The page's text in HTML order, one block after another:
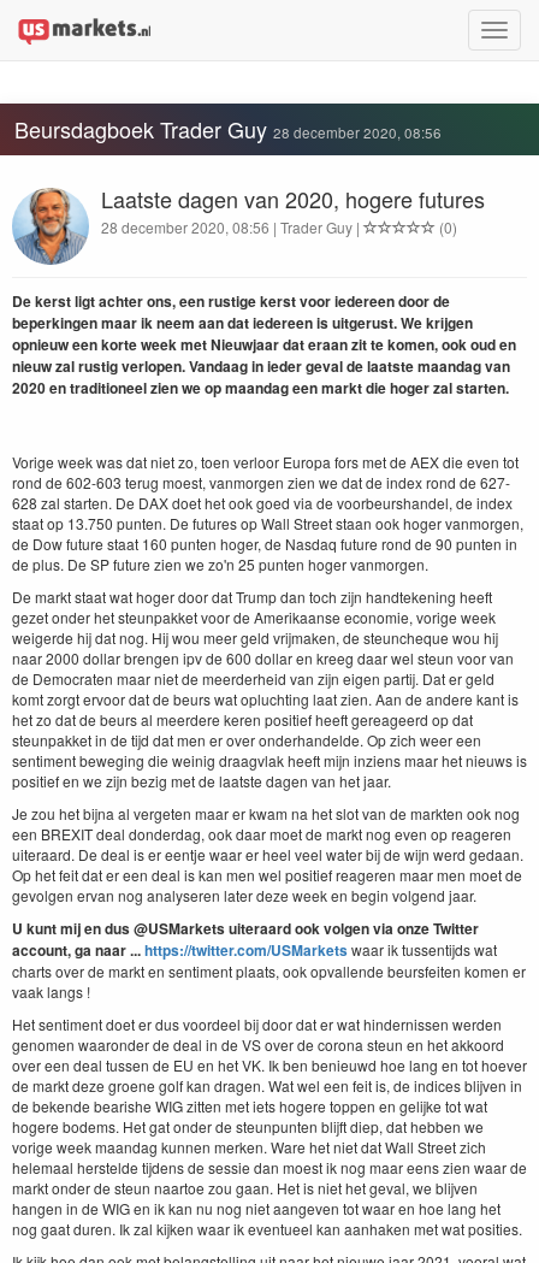
Toggle
Beursdagboek Trader Guy 28 december 2020, 08:56
Laatste dagen van 2020, hogere futures
28 december 2020, 08:56 | Trader Guy | (0)
De kerst ligt achter ons, een rustige kerst voor iedereen door de
beperkingen maar ik neem aan dat iedereen is uitgerust. We krijgen
opnieuw een korte week met Nieuwjaar dat eraan zit te komen, ook oud en
nieuw zal rustig verlopen. Vandaag in ieder geval de laatste maandag van
2020 en traditioneel zien we op maandag een markt die hoger zal starten.
Vorige week was dat niet zo, toen verloor Europa fors met de AEX die even tot
rond de 602-603 terug moest, vanmorgen zien we dat de index rond de 627-
628 zal starten. De DAX doet het ook goed via de voorbeurshandel, de index
staat op 13.750 punten. De futures op Wall Street staan ook hoger vanmorgen,
de Dow future staat 160 punten hoger, de Nasdaq future rond de 90 punten in
de plus. De SP future zien we zo'n 25 punten hoger vanmorgen.
De markt staat wat hoger door dat Trump dan toch zijn handtekening heeft
gezet onder het steunpakket voor de Amerikaanse economie, vorige week
weigerde hij dat nog. Hij wou meer geld vrijmaken, de steuncheque wou hij
naar 2000 dollar brengen ipv de 600 dollar en kreeg daar wel steun voor van
de Democraten maar niet de meerderheid van zijn eigen partij. Dat er geld
komt zorgt ervoor dat de beurs wat opluchting laat zien. Aan de andere kant is
het zo dat de beurs al meerdere keren positief heeft gereageerd op dat
steunpakket in de tijd dat men er over onderhandelde. Op zich weer een
sentiment beweging die weinig draagvlak heeft mijn inziens maar het nieuws is
positief en we zijn bezig met de laatste dagen van het jaar.
Je zou het bijna al vergeten maar er kwam na het slot van de markten ook nog
een BREXIT deal donderdag, ook daar moet de markt nog even op reageren
uiteraard. De deal is er eentje waar er heel veel water bij de wijn werd gedaan.
Op het feit dat er een deal is kan men wel positief reageren maar men moet de
gevolgen ervan nog analyseren later deze week en begin volgend jaar.
U kunt mij en dus @USMarkets uiteraard ook volgen via onze Twitter
account, ga naar ...https://twitter.com/USMarketswaar ik tussentijds wat
charts over de markt en sentiment plaats, ook opvallende beursfeiten komen er
vaak langs !
Het sentiment doet er dus voordeel bij door dat er wat hindernissen werden
genomen waaronder de deal in de VS over de corona steun en het akkoord
over een deal tussen de EU en het VK. Ik ben benieuwd hoe lang en tot hoever
de markt deze groene golf kan dragen. Wat wel een feit is, de indices blijven in
de bekende bearishe WIG zitten met iets hogere toppen en gelijke tot wat
hogere bodems. Het gat onder de steunpunten blijft diep, dat hebben we
vorige week maandag kunnen merken. Ware het niet dat Wall Street zich
helemaal herstelde tijdens de sessie dan moest ik nog maar eens zien waar de
markt onder de steun naartoe zou gaan. Het is niet het geval, we blijven
hangen in de WIG en ik kan nu nog niet aangeven tot waar en hoe lang het
nog gaat duren. Ik zal kijken waar ik eventueel kan aanhaken met wat posities.